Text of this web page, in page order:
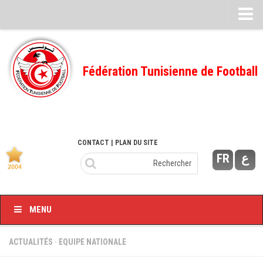
Feuille de match
FMI – 2022/2023
Ligue I – 2022/2023
Ligue I – 2020/2021
Ligue I – 2019/2020
Feuilles de match 2018/2019
Fédération Tunisienne de Football
FR ع
CONTACT | PLAN DU SITE
MENU
ACTUALITÉS · EQUIPE NATIONALE